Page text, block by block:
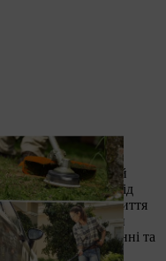
швидко й
завданнями — від
двору та миття
справжніми хітами
у використанні та